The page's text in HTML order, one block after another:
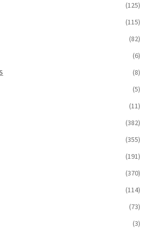
(125)
(115)
(82)
(6)
(8)
(5)
(11)
(382)
(355)
(191)
(370)
(114)
(73)
(3)